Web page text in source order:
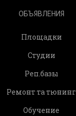
ОБЪЯВЛЕНИЯ
Площадки
Студии
Реп.базы
Ремонт та тюнинг
Обучение